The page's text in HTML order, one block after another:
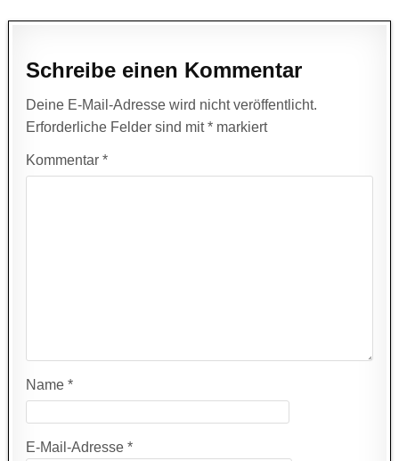
Schreibe einen Kommentar
Deine E-Mail-Adresse wird nicht veröffentlicht.
Erforderliche Felder sind mit* markiert
Kommentar*
Name*
E-Mail-Adresse*